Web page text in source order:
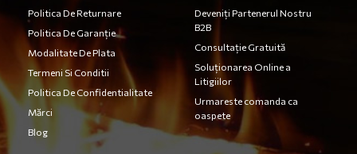
Politica De Returnare
Politica De Garanție
Modalitate De Plata
Termeni Si Conditii
Politica De Confidentialitate
Mărci
Blog
Deveniți Partenerul Nostru
B2B
Consultație Gratuită
Soluționarea Online a
Litigiilor
Urmareste comanda ca
oaspete